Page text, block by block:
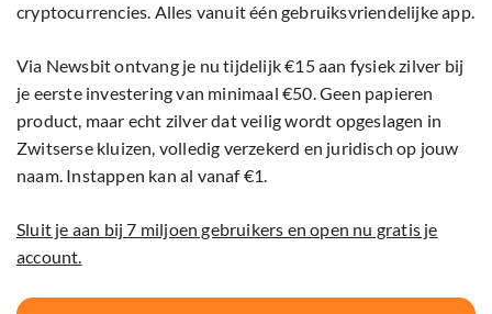
cryptocurrencies. Alles vanuit één gebruiksvriendelijke app.
Via Newsbit ontvang je nu tijdelijk €15 aan fysiek zilver bij
je eerste investering van minimaal €50. Geen papieren
product, maar echt zilver dat veilig wordt opgeslagen in
Zwitserse kluizen, volledig verzekerd en juridisch op jouw
naam. Instappen kan al vanaf €1.
Sluit je aan bij 7 miljoen gebruikers en open nu gratis je
account.